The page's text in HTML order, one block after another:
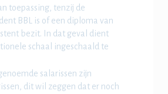
toepassing, tenzij de
BBL is of een diploma van
bezit. In dat geval dient
schaal ingeschaald te
salarissen zijn
dit wil zeggen dat er noch